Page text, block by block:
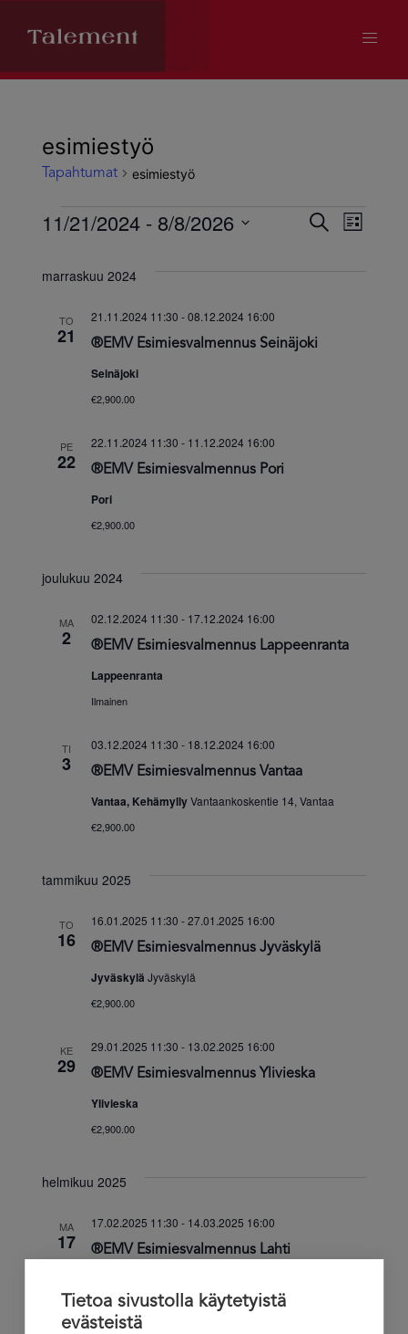
esimiestyö
Tapahtumat esimiestyö
Tapahtumat
Näkymät
Etsi Lista
11/21/2024 - 8/8/2026
päivä.
marraskuu 2024
TO
21 ®EMV Esimiesvalmennus Seinäjoki
21.11.2024 11:30 -08.12.2024 16:00
Seinäjoki
€2,900.00
PE
22 ®EMV Esimiesvalmennus Pori
22.11.2024 11:30 - 11.12.2024 16:00
Pori
€2,900.00
joulukuu 2024
MA
2 ®EMV Esimiesvalmennus Lappeenranta
02.12.2024 11:30 - 17.12.2024 16:00
Lappeenranta
Ilmainen
TI
3 ®EMV Esimiesvalmennus Vantaa
03.12.2024 11:30 - 18.12.2024 16:00
Vantaa, KehämyllyVantaankoskentie 14, Vantaa
€2,900.00
tammikuu 2025
TO
16 ®EMV Esimiesvalmennus Jyväskylä
16.01.2025 11:30 -27.01.2025 16:00
Jyväskylä Jyväskylä
€2,900.00
KE
29 ®EMV Esimiesvalmennus Ylivieska
29.01.2025 11:30 - 13.02.2025 16:00
Ylivieska
€2,900.00
helmikuu 2025
MA
17 ®EMV Esimiesvalmennus Lahti
17.02.2025 11:30 - 14.03.2025 16:00
€2,900.00
Tietoa sivustolla käytetyistä
evästeistä